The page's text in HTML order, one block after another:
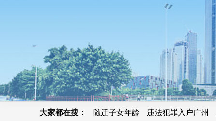
大家都在搜： 随迁子女年龄 违法犯罪入户广州